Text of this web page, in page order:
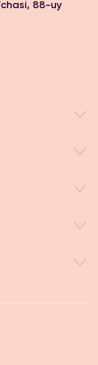
88-uy